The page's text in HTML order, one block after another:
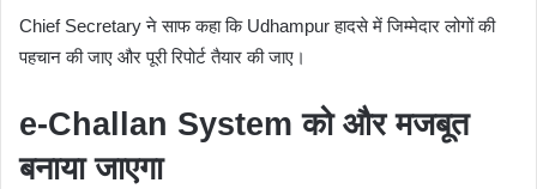
Chief Secretary ने साफ कहा कि Udhampur हादसे में जिम्मेदार लोगों की
पहचान की जाए और पूरी रिपोर्ट तैयार की जाए।
e-Challan System को और मजबूत
बनाया जाएगा